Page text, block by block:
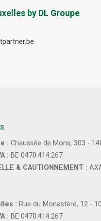
by DL Groupe
: Chaussée de Mons, 303 -
: BE 0470.414.267
& CAUTIONNEMENT :
: Rue du Monastère, 12 -
: BE 0470.414.267